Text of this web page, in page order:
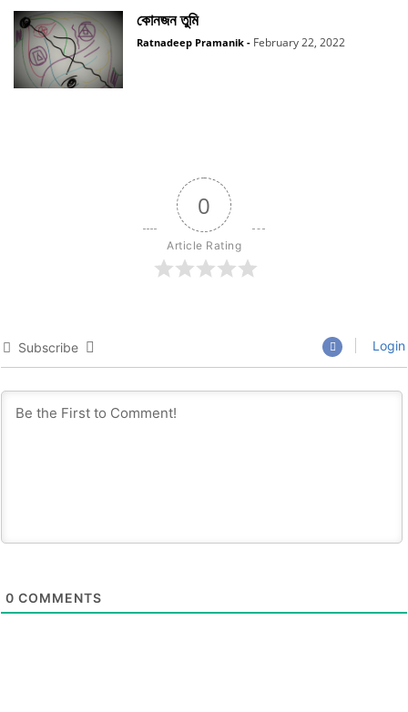
কোনজন তুমি
Ratnadeep Pramanik - February 22, 2022
0
Article Rating
Subscribe Login
0 COMMENTS